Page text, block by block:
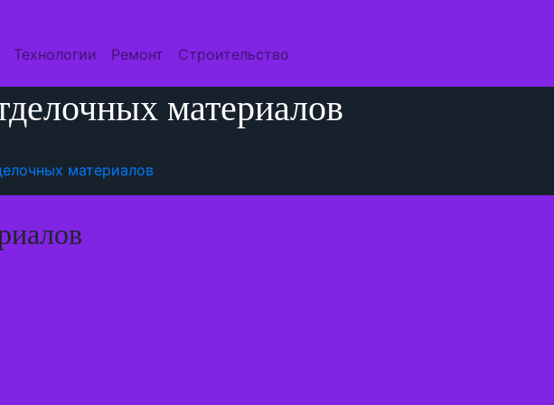
Технологии Ремонт Строительство
материалов
материалов